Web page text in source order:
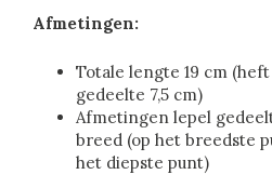
Afmetingen:
Totale lengte 19 cm (heft
gedeelte 7,5 cm)
Afmetingen lepel
breed (op het breedste
het diepste punt)